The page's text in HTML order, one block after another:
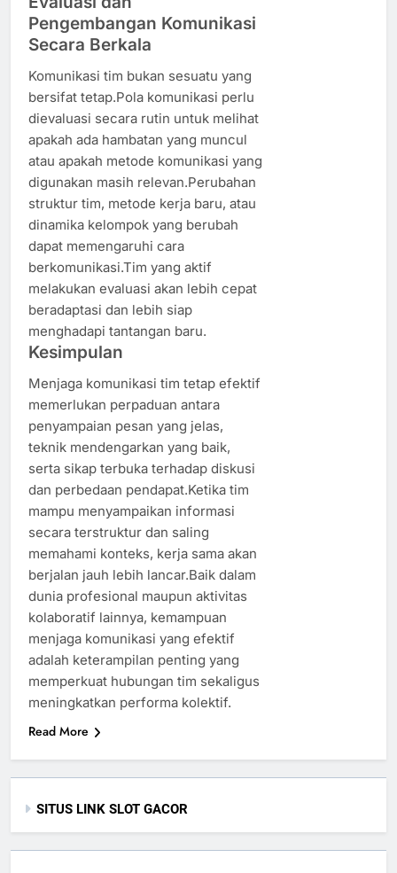
Pengembangan Komunikasi
Secara Berkala
Komunikasi tim bukan sesuatu yang
bersifat tetap.Pola komunikasi perlu
dievaluasi secara rutin untuk melihat
apakah ada hambatan yang muncul
atau apakah metode komunikasi yang
digunakan masih relevan.Perubahan
struktur tim, metode kerja baru, atau
dinamika kelompok yang berubah
dapat memengaruhi cara
berkomunikasi.Tim yang aktif
melakukan evaluasi akan lebih cepat
beradaptasi dan lebih siap
menghadapi tantangan baru.
Kesimpulan
Menjaga komunikasi tim tetap efektif
memerlukan perpaduan antara
penyampaian pesan yang jelas,
teknik mendengarkan yang baik,
serta sikap terbuka terhadap diskusi
dan perbedaan pendapat.Ketika tim
mampu menyampaikan informasi
secara terstruktur dan saling
memahami konteks, kerja sama akan
berjalan jauh lebih lancar.Baik dalam
dunia profesional maupun aktivitas
kolaboratif lainnya, kemampuan
menjaga komunikasi yang efektif
adalah keterampilan penting yang
memperkuat hubungan tim sekaligus
meningkatkan performa kolektif.
Read More
SITUS LINK SLOT GACOR